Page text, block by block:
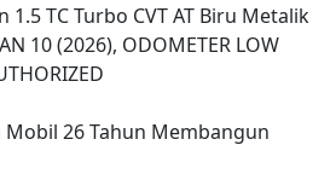
1.5 TC Turbo CVT AT Biru Metalik
10 (2026), ODOMETER LOW
26 Tahun Membangun